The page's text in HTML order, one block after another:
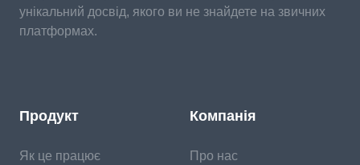
унікальний досвід, якого ви не знайдете на звичних
платформах.
Продукт
Як це працює
Компанія
Про нас